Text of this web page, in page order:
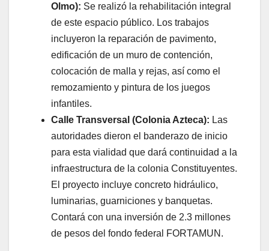
Olmo): Se realizó la rehabilitación integral
de este espacio público. Los trabajos
incluyeron la reparación de pavimento,
edificación de un muro de contención,
colocación de malla y rejas, así como el
remozamiento y pintura de los juegos
infantiles.
Calle Transversal (Colonia Azteca): Las
autoridades dieron el banderazo de inicio
para esta vialidad que dará continuidad a la
infraestructura de la colonia Constituyentes.
El proyecto incluye concreto hidráulico,
luminarias, guarniciones y banquetas.
Contará con una inversión de 2.3 millones
de pesos del fondo federal FORTAMUN.